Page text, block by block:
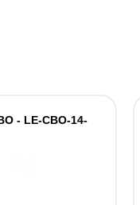
- LE-СВО-14-